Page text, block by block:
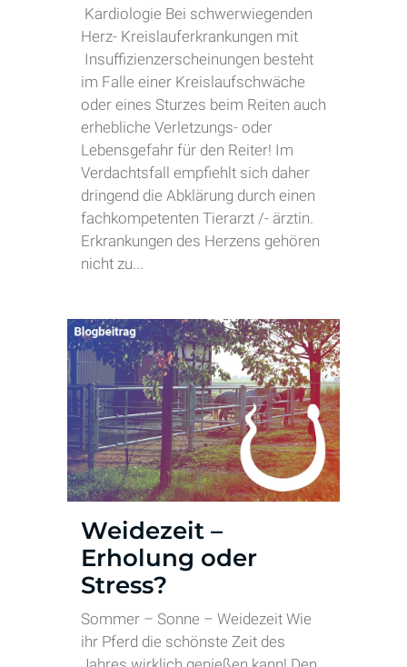
Kardiologie Bei schwerwiegenden
Herz- Kreislauferkrankungen mit
Insuffizienzerscheinungen besteht
im Falle einer Kreislaufschwäche
oder eines Sturzes beim Reiten auch
erhebliche Verletzungs- oder
Lebensgefahr für den Reiter! Im
Verdachtsfall empfiehlt sich daher
dringend die Abklärung durch einen
fachkompetenten Tierarzt /- ärztin.
Erkrankungen des Herzens gehören
nicht zu...
Weidezeit –
Erholung oder
Stress?
Sommer – Sonne – Weidezeit Wie
ihr Pferd die schönste Zeit des